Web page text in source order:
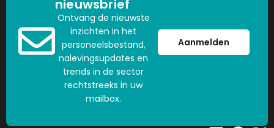
nieuwsbrief
Ontvang de nieuwste
inzichten in het
personeelsbestand,
nalevingsupdates en
trends in de sector
rechtstreeks in uw
mailbox.
Aanmelden